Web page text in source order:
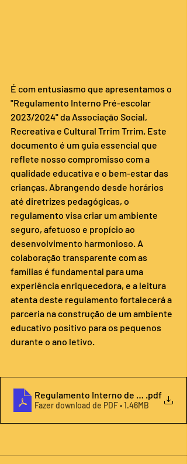
É com entusiasmo que apresentamos o
"Regulamento Interno Pré-escolar
2023/2024" da Associação Social,
Recreativa e Cultural Trrim Trrim. Este
documento é um guia essencial que
reflete nosso compromisso com a
qualidade educativa e o bem-estar das
crianças. Abrangendo desde horários
até diretrizes pedagógicas, o
regulamento visa criar um ambiente
seguro, afetuoso e propício ao
desenvolvimento harmonioso. A
colaboração transparente com as
famílias é fundamental para uma
experiência enriquecedora, e a leitura
atenta deste regulamento fortalecerá a
parceria na construção de um ambiente
educativo positivo para os pequenos
durante o ano letivo.
Regulamento Interno de .pdf
Fazer download de PDF • 1.46MB